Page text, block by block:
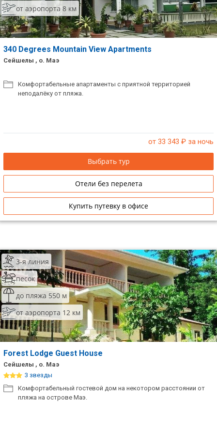
от аэропорта 8 км
340 Degrees Mountain View Apartments
Сейшелы , о. Маэ
Комфортабельные апартаменты с приятной территорией
неподалёку от пляжа.
от 33 343 ₽ за ночь
Выбрать тур
Отели без перелета
Купить путевку в офисе
3-я линия
песок
до пляжа 550 м
от аэропорта 12 км
Forest Lodge Guest House
Сейшелы , о. Маэ
3 звезды
Комфортабельный гостевой дом на некотором расстоянии от
пляжа на острове Маэ.
Сетевые отели Таиланда
Сетевые отели Шри Ланки
Сетевые отели Мальдив